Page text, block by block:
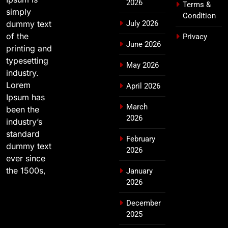
simply
dummy text
of the
printing and
typesetting
industry.
Lorem
Ipsum has
been the
industry’s
standard
dummy text
ever since
the 1500s,
2026
July 2026
June 2026
May 2026
April 2026
March
2026
February
2026
January
2026
December
2025
Terms &
Condition
Privacy